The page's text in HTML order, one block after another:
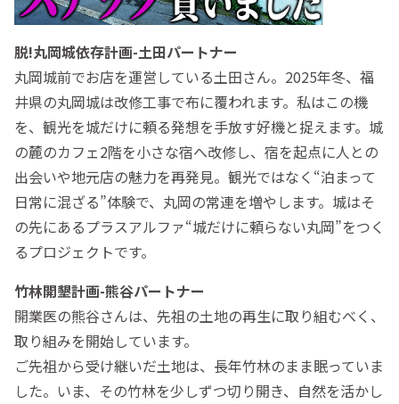
脱!丸岡城依存計画-土田パートナー
丸岡城前でお店を運営している土田さん。2025年冬、福
井県の丸岡城は改修工事で布に覆われます。私はこの機
を、観光を城だけに頼る発想を手放す好機と捉えます。城
の麓のカフェ2階を小さな宿へ改修し、宿を起点に人との
出会いや地元店の魅力を再発見。観光ではなく“泊まって
日常に混ざる”体験で、丸岡の常連を増やします。城はそ
の先にあるプラスアルファ“城だけに頼らない丸岡”をつく
るプロジェクトです。
竹林開墾計画-熊谷パートナー
開業医の熊谷さんは、先祖の土地の再生に取り組むべく、
取り組みを開始しています。
ご先祖から受け継いだ土地は、長年竹林のまま眠っていま
した。いま、その竹林を少しずつ切り開き、自然を活かし